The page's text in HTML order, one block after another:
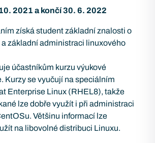
2021 a končí 30. 6. 2022
získá student základní znalosti o
a základní administraci linuxového
účastníkům kurzu výukové
Kurzy se vyučují na speciálním
Enterprise Linux (RHEL8), takže
lze dobře využít i při administraci
Většinu informací lze
na libovolné distribuci Linuxu.